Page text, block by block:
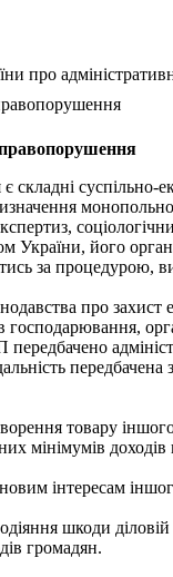
про
правопорушення
складні
України, його
за процедурою,
про захист
господарювання,
передбачена
товару
мінімумів доходів
інтересам
шкоди
громадян.